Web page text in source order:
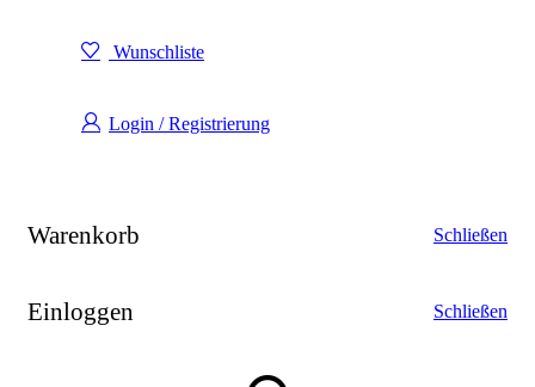
Wunschliste
Login / Registrierung
Warenkorb Schließen
Einloggen Schließen